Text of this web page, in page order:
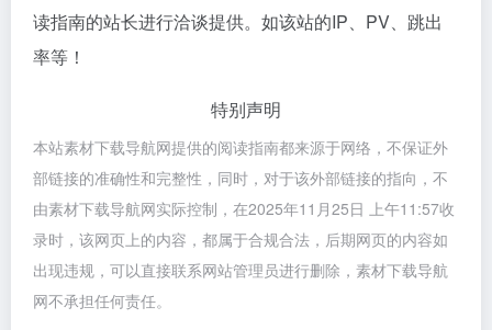
读指南的站长进行洽谈提供。如该站的IP、PV、跳出
率等！
特别声明
本站素材下载导航网提供的阅读指南都来源于网络，不保证外
部链接的准确性和完整性，同时，对于该外部链接的指向，不
由素材下载导航网实际控制，在2025年11月25日 上午11:57收
录时，该网页上的内容，都属于合规合法，后期网页的内容如
出现违规，可以直接联系网站管理员进行删除，素材下载导航
网不承担任何责任。